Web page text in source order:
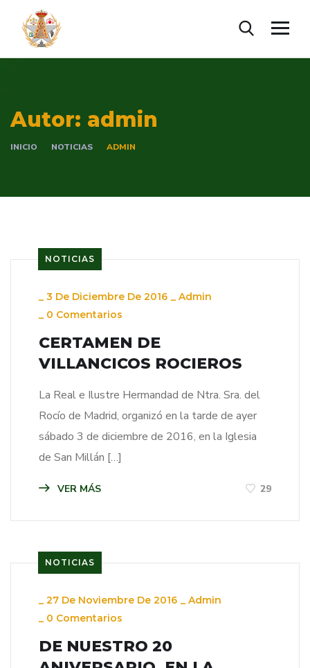
Autor: admin
INICIO NOTICIAS ADMIN
NOTICIAS
3 De Diciembre De 2016
Admin
0 Comentarios
CERTAMEN DE
VILLANCICOS ROCIEROS
La Real e Ilustre Hermandad de Ntra. Sra. del
Rocío de Madrid, organizó en la tarde de ayer
sábado 3 de diciembre de 2016, en la Iglesia
de San Millán […]
VER MÁS 29
NOTICIAS
_ 27 De Noviembre De 2016 _ Admin
_ 0 Comentarios
DE NUESTRO 20